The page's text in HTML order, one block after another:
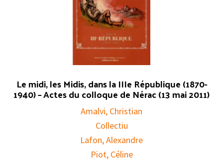
Le midi, les Midis, dans la IIIe République (1870-
1940) – Actes du colloque de Nérac (13 mai 2011)
Amalvi, Christian
Collectiu
Lafon, Alexandre
Piot, Céline